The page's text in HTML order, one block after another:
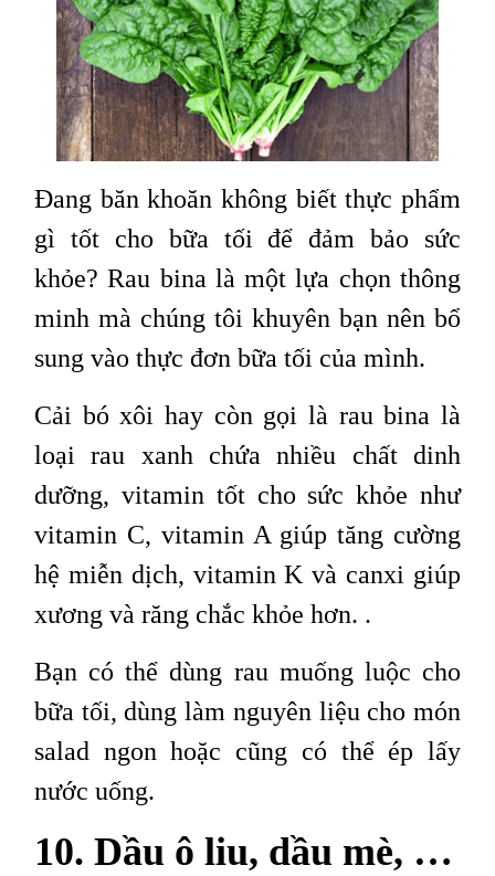
Đang băn khoăn không biết thực phẩm
gì tốt cho bữa tối để đảm bảo sức
khỏe? Rau bina là một lựa chọn thông
minh mà chúng tôi khuyên bạn nên bổ
sung vào thực đơn bữa tối của mình.
Cải bó xôi hay còn gọi là rau bina là
loại rau xanh chứa nhiều chất dinh
dưỡng, vitamin tốt cho sức khỏe như
vitamin C, vitamin A giúp tăng cường
hệ miễn dịch, vitamin K và canxi giúp
xương và răng chắc khỏe hơn. .
Bạn có thể dùng rau muống luộc cho
bữa tối, dùng làm nguyên liệu cho món
salad ngon hoặc cũng có thể ép lấy
nước uống.
10. Dầu ô liu, dầu mè, …